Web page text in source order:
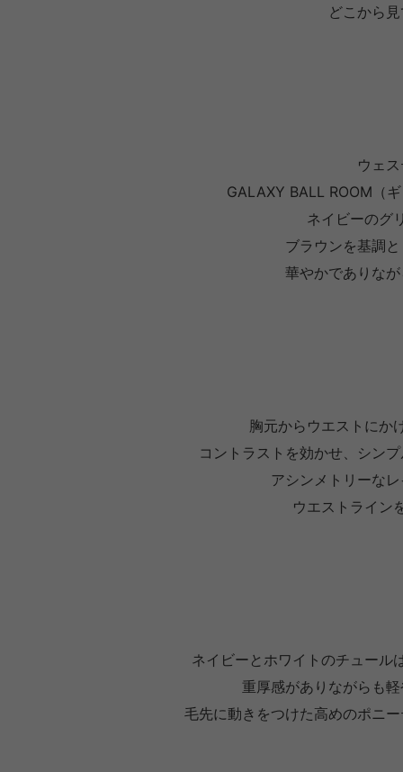
どこから
ウェ
GALAXY BALL ROOM（
ネイビーのグ
ブラウンを基調
華やかでありな
胸元からウエストにか
コントラストを効かせ、シン
アシンメトリーな
ウエストライン
ネイビーとホワイトのチュール
重厚感がありながらも
毛先に動きをつけた高めのポニ